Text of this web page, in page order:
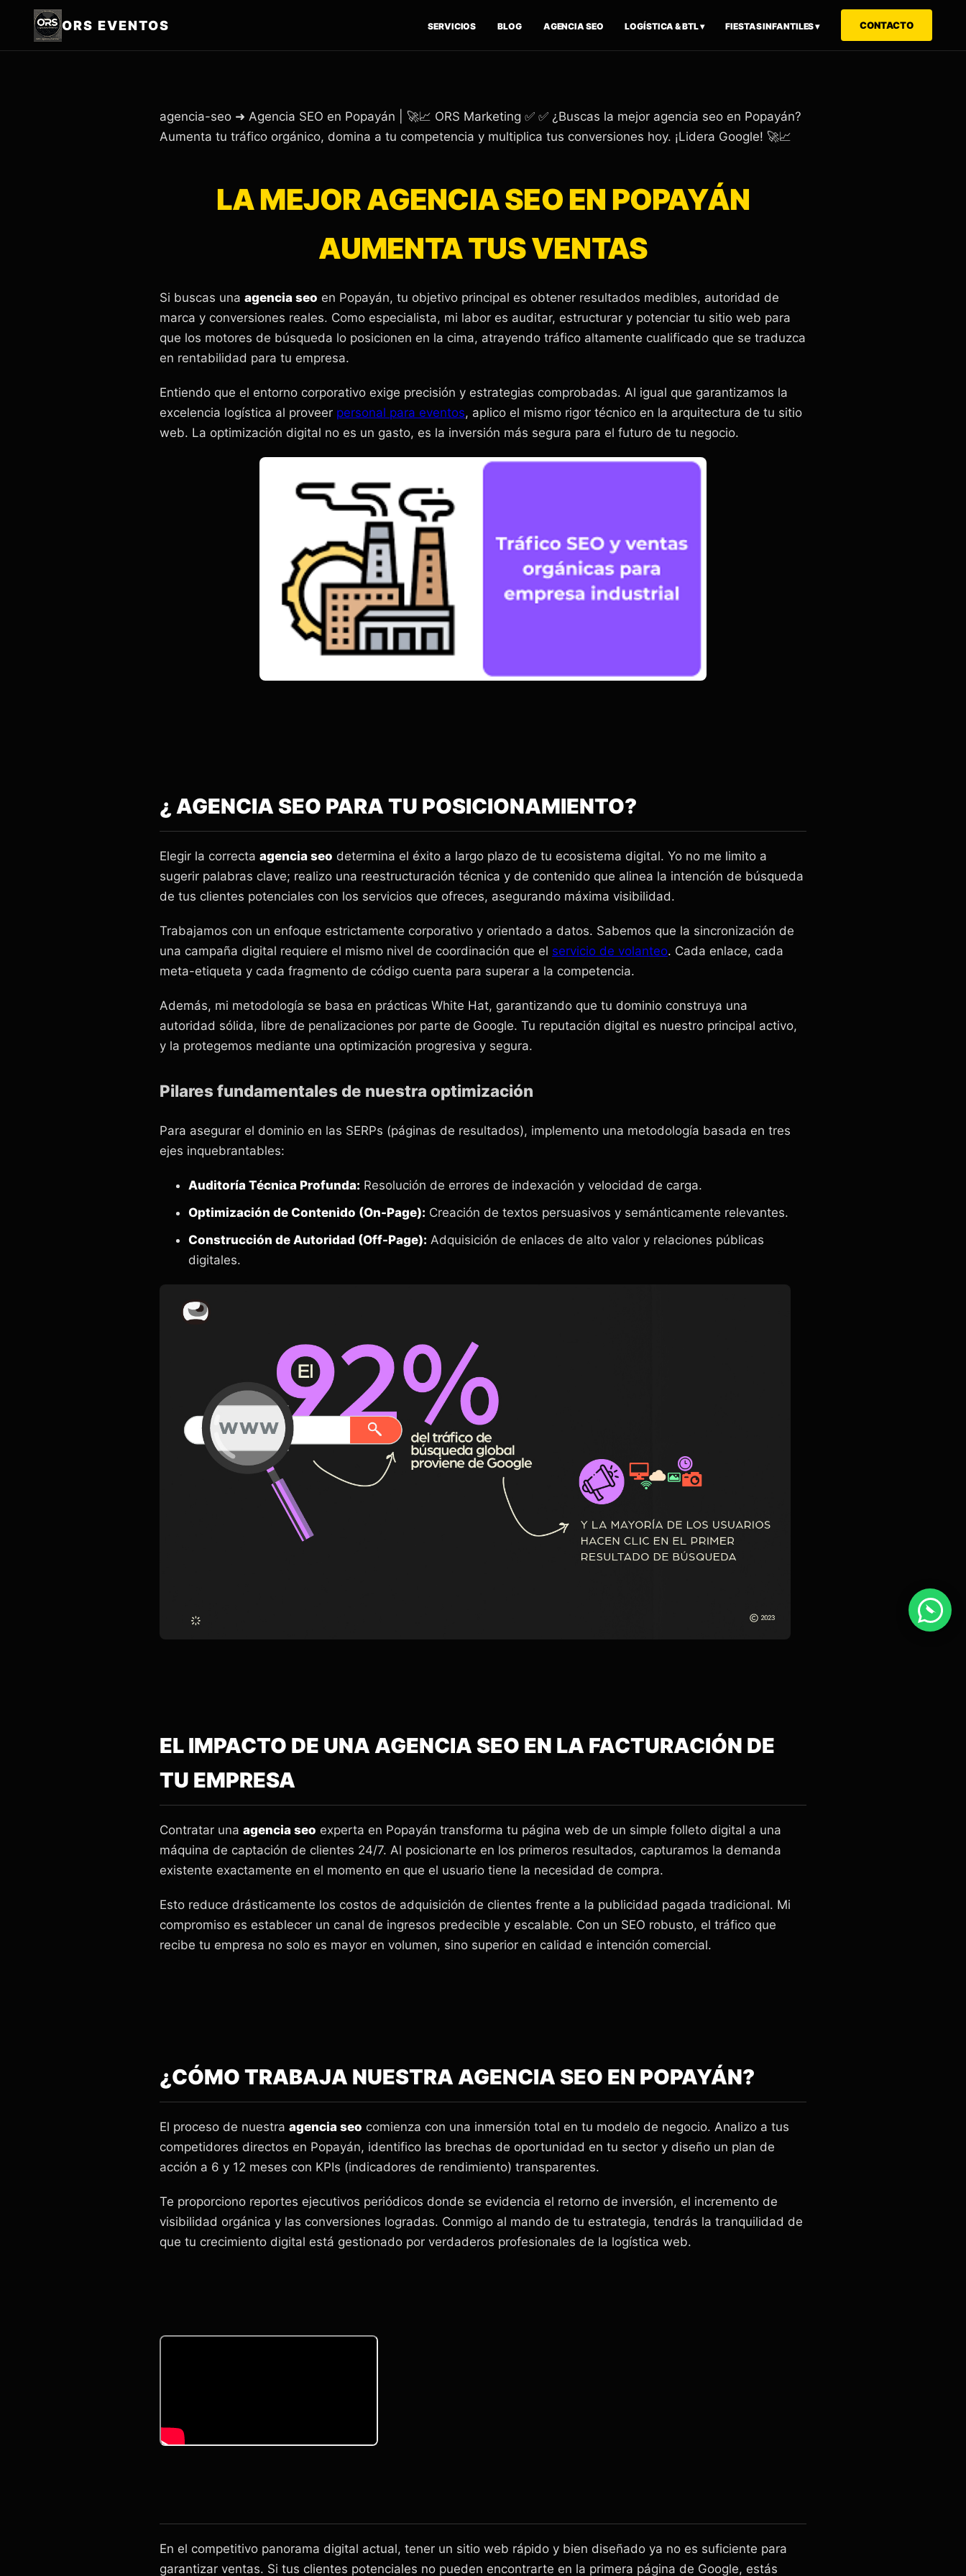
ORS EVENTOS SERVICIOS BLOG AGENCIA SEO LOGÍSTICA & BTL ▾ FIESTAS INFANTILES ▾ CONTACTO
agencia-seo ➜ Agencia SEO en Popayán | 🚀📈 ORS Marketing ✅ ✅ ¿Buscas la mejor agencia seo en Popayán?
Aumenta tu tráfico orgánico, domina a tu competencia y multiplica tus conversiones hoy. ¡Lidera Google! 🚀📈
LA MEJOR AGENCIA SEO EN POPAYÁN
AUMENTA TUS VENTAS
Si buscas una agencia seo en Popayán, tu objetivo principal es obtener resultados medibles, autoridad de
marca y conversiones reales. Como especialista, mi labor es auditar, estructurar y potenciar tu sitio web para
que los motores de búsqueda lo posicionen en la cima, atrayendo tráfico altamente cualificado que se traduzca
en rentabilidad para tu empresa.
Entiendo que el entorno corporativo exige precisión y estrategias comprobadas. Al igual que garantizamos la
excelencia logística al proveer personal para eventos, aplico el mismo rigor técnico en la arquitectura de tu sitio
web. La optimización digital no es un gasto, es la inversión más segura para el futuro de tu negocio.
¿ AGENCIA SEO PARA TU POSICIONAMIENTO?
Elegir la correcta agencia seo determina el éxito a largo plazo de tu ecosistema digital. Yo no me limito a
sugerir palabras clave; realizo una reestructuración técnica y de contenido que alinea la intención de búsqueda
de tus clientes potenciales con los servicios que ofreces, asegurando máxima visibilidad.
Trabajamos con un enfoque estrictamente corporativo y orientado a datos. Sabemos que la sincronización de
una campaña digital requiere el mismo nivel de coordinación que el servicio de volanteo. Cada enlace, cada
meta-etiqueta y cada fragmento de código cuenta para superar a la competencia.
Además, mi metodología se basa en prácticas White Hat, garantizando que tu dominio construya una
autoridad sólida, libre de penalizaciones por parte de Google. Tu reputación digital es nuestro principal activo,
y la protegemos mediante una optimización progresiva y segura.
Pilares fundamentales de nuestra optimización
Para asegurar el dominio en las SERPs (páginas de resultados), implemento una metodología basada en tres
ejes inquebrantables:
Auditoría Técnica Profunda: Resolución de errores de indexación y velocidad de carga.
Optimización de Contenido (On-Page): Creación de textos persuasivos y semánticamente relevantes.
Construcción de Autoridad (Off-Page): Adquisición de enlaces de alto valor y relaciones públicas
digitales.
EL IMPACTO DE UNA AGENCIA SEO EN LA FACTURACIÓN DE
TU EMPRESA
Contratar una agencia seo experta en Popayán transforma tu página web de un simple folleto digital a una
máquina de captación de clientes 24/7. Al posicionarte en los primeros resultados, capturamos la demanda
existente exactamente en el momento en que el usuario tiene la necesidad de compra.
Esto reduce drásticamente los costos de adquisición de clientes frente a la publicidad pagada tradicional. Mi
compromiso es establecer un canal de ingresos predecible y escalable. Con un SEO robusto, el tráfico que
recibe tu empresa no solo es mayor en volumen, sino superior en calidad e intención comercial.
¿CÓMO TRABAJA NUESTRA AGENCIA SEO EN POPAYÁN?
El proceso de nuestra agencia seo comienza con una inmersión total en tu modelo de negocio. Analizo a tus
competidores directos en Popayán, identifico las brechas de oportunidad en tu sector y diseño un plan de
acción a 6 y 12 meses con KPIs (indicadores de rendimiento) transparentes.
Te proporciono reportes ejecutivos periódicos donde se evidencia el retorno de inversión, el incremento de
visibilidad orgánica y las conversiones logradas. Conmigo al mando de tu estrategia, tendrás la tranquilidad de
que tu crecimiento digital está gestionado por verdaderos profesionales de la logística web.
En el competitivo panorama digital actual, tener un sitio web rápido y bien diseñado ya no es suficiente para
garantizar ventas. Si tus clientes potenciales no pueden encontrarte en la primera página de Google, estás